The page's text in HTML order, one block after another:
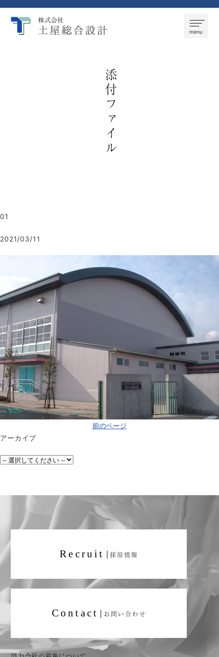
menu
添付ファイル
01
2021/03/11
前のページ
アーカイブ
Recruit 採用情報
Contact お問い合わせ